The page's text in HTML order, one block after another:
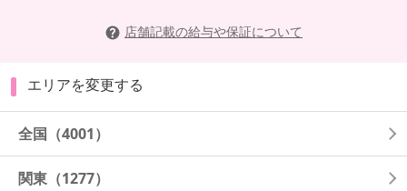
店舗記載の給与や保証について
エリアを変更する
全国 （4001）
関東 （1277）